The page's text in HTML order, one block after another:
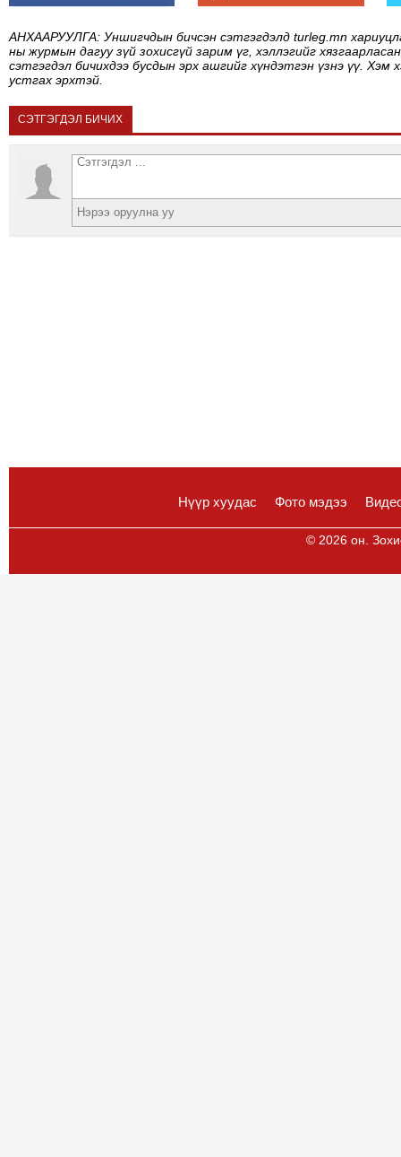
АНХААРУУЛГА: Уншигчдын бичсэн сэтгэгдэлд turleg.mn
ны журмын дагуу зүй зохисгүй зарим үг, хэллэгийг
сэтгэгдэл бичихдээ бусдын эрх ашгийг хүндэтгэн үзнэ үү. Хэм
устгах эрхтэй.
СЭТГЭГДЭЛ БИЧИХ
Нүүр хуудас Фото мэдээ
© 2026 он.